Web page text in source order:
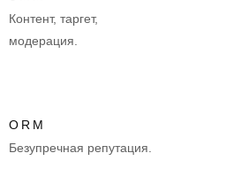
Контент, таргет,
модерация.
Безупречная репутация.
ORM